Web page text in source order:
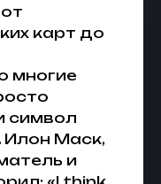
карт до
многие
символ
Маск,
и